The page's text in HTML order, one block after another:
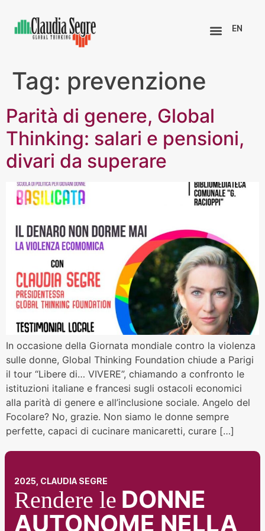
EN
Tag: prevenzione
Parità di genere, Global
Thinking: salari e pensioni,
divari da superare
In occasione della Giornata mondiale contro la violenza
sulle donne, Global Thinking Foundation chiude a Parigi
il tour “Libere di… VIVERE”, chiamando a confronto le
istituzioni italiane e francesi sugli ostacoli economici
alla parità di genere e all’inclusione sociale. Angelo del
Focolare? No, grazie. Non siamo le donne sempre
perfette, capaci di cucinare manicaretti, curare […]
2025, CLAUDIA SEGRE
Rendere le DONNE
AUTONOME NELLA